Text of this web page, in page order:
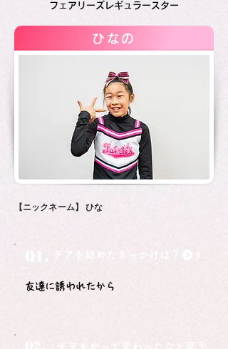
フェアリーズレギュラースター
ひなの
【ニックネーム】 ひな
友達に誘われたから